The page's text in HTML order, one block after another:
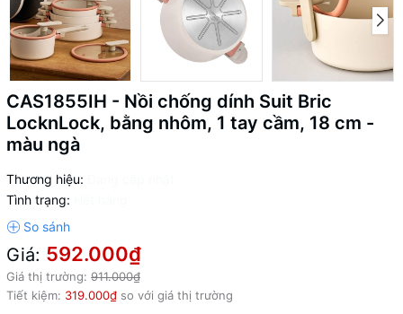
CAS1855IH - Nồi chống dính Suit Bric
LocknLock, bằng nhôm, 1 tay cầm, 18 cm -
màu ngà
Thương hiệu:
Tình trạng:
Giá: 592.000₫
Giá thị trường: 911.000₫
Tiết kiệm: 319.000₫ so với giá thị trường